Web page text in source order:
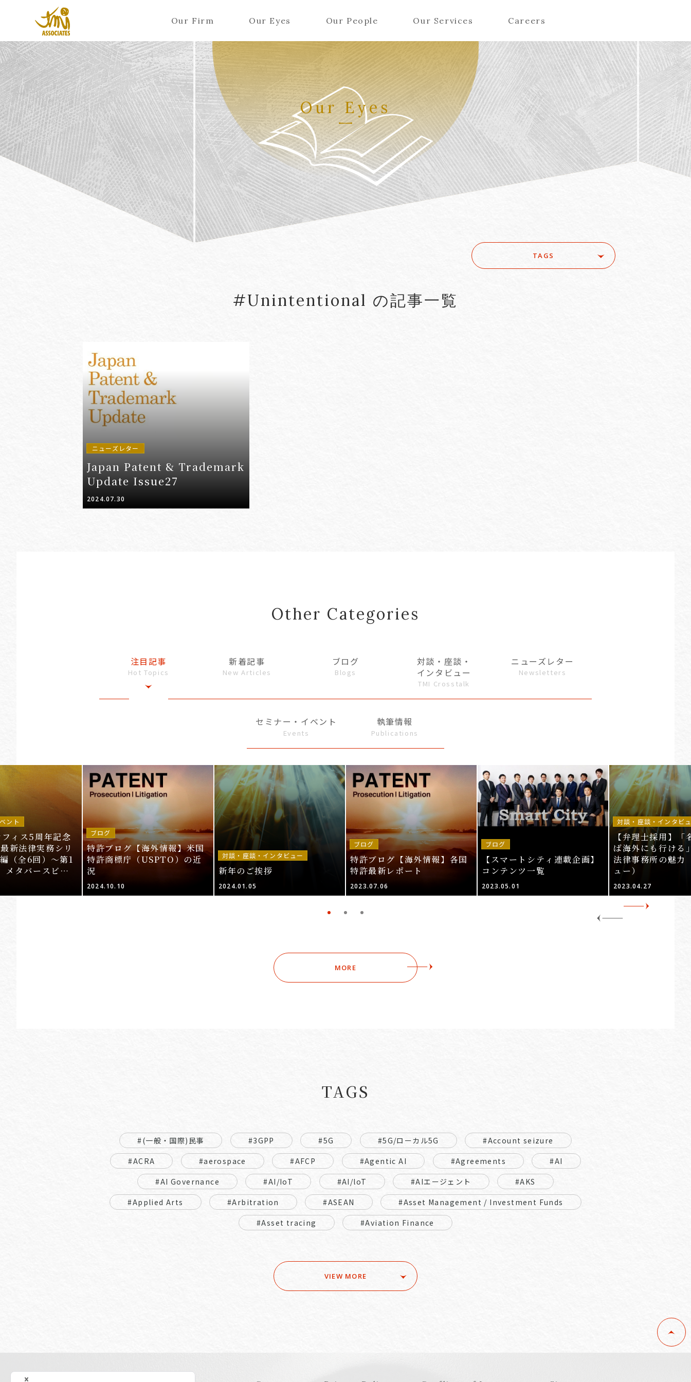
Our Firm Our Eyes Our People Our Services Careers
Our Eyes
TAGS
#Account seizure
#aerospace
#Applied Arts #Arbitration #ASEAN
#Unintentional の記事一覧
ニューズレター
Japan Patent & Trademark
Update Issue27
2024.07.30
Other Categories
注目記事
Hot Topics
新着記事
New Articles
ブログ
Blogs
対談・座談・
インタビュー
TMI Crosstalk
ニューズレター
Newsletters
セミナー・イベント
Events
執筆情報
Publications
ント
ィス5周年記念
新法律実務シリ
（全6回）～第1
メタバースビジ
ブログ
特許ブログ【海外情報】米国
特許商標庁（USPTO）の近
況
2024.10.10
対談・座談・インタビュー
新年のご挨拶
2024.01.05
ブログ
特許ブログ【海外情報】各国
特許最新レポート
2023.07.06
ブログ
【スマートシティ連載企画】
コンテンツ一覧
2023.05.01
対談・座談・インタビ
【弁理士採用】「
ば海外にも行け
法律事務所の魅力
ュー）
2023.04.27
MORE
TAGS
#(一般・国際)民事 #3GPP #5G #5G/ローカル5G
#Account seizure
#ACRA
#aerospace #AFCP #Agentic AI #Agreements
#AI
#AI Governance
#AI/IoT #AI/loT #AIエージェント
#AKS
#Applied Arts
#Arbitration #ASEAN
#Asset Management / Investment Funds
#Asset tracing
#Aviation Finance
VIEW MORE